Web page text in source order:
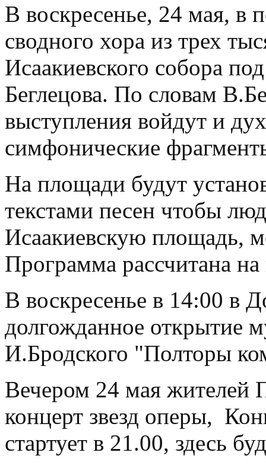
В воскресенье, 24 мая, в
сводного хора из трех
Исаакиевского собора
Беглецова. По словам
выступления войдут и
симфонические
На площади будут
текстами песен чтобы
Исаакиевскую площадь,
Программа рассчитана на
В воскресенье в 14:00 в
долгожданное открытие
И.Бродского "Полторы
Вечером 24 мая жителей
концерт звезд оперы,
стартует в 21.00, здесь